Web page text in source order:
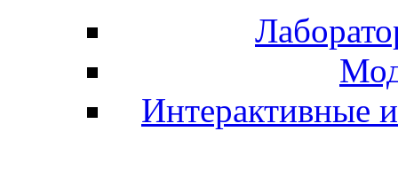
Интерактивные